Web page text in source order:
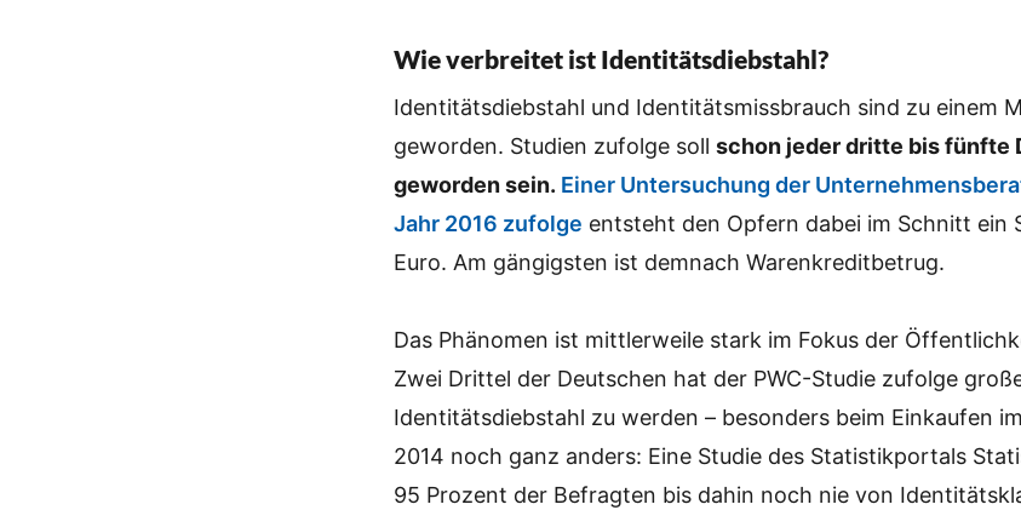
Wie verbreitet ist Identitätsdiebstahl?
Identitätsdiebstahl und Identitätsmissbrauch sind zu einem
geworden. Studien zufolge sollschon jeder dritte bis fünfte
geworden sein. Einer Untersuchung der
Jahr 2016 zufolge entsteht den Opfern dabei im Schnitt ein
Euro. Am gängigsten ist demnach Warenkreditbetrug.
Das Phänomen ist mittlerweile stark im Fokus der
Zwei Drittel der Deutschen hat der PWC-Studie zufolge
Identitätsdiebstahl zu werden – besonders beim Einkaufen
2014 noch ganz anders: Eine Studie des Statistikportals
95 Prozent der Befragten bis dahin noch nie von